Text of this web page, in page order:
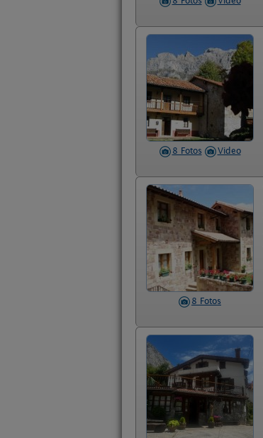
8 Fotos Video
8 Fotos